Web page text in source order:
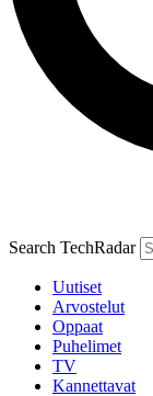
Search TechRadar
Uutiset
Arvostelut
Oppaat
Puhelimet
TV
Kannettavat